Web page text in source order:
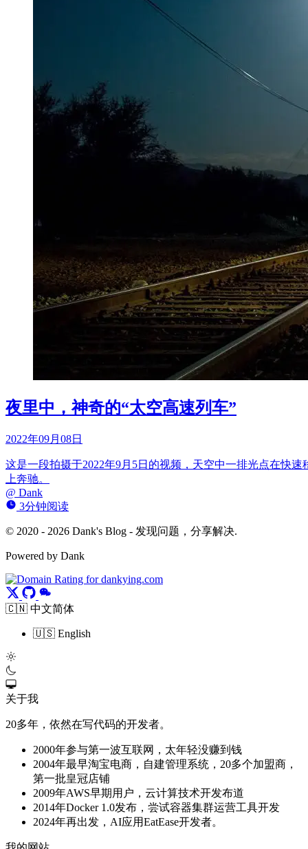
夜里中，神奇的“太空高速列车”
2022年09月08日
这是一段拍摄于2022年9月5日的视频，天空中一排光点在快
上奔驰。
@ Dank
3分钟阅读
© 2020 - 2026 Dank's Blog - 发现问题，分享解决.
Powered by Dank
🇨🇳 中文简体
🇺🇸 English
关于我
20多年，依然在写代码的开发者。
2000年参与第一波互联网，太年轻没赚到钱
2004年最早淘宝电商，自建管理系统，20多个加盟商，
第一批皇冠店铺
2009年AWS早期用户，云计算技术开发布道
2014年Docker 1.0发布，尝试容器集群运营工具开发
2024年再出发，AI应用EatEase开发者。